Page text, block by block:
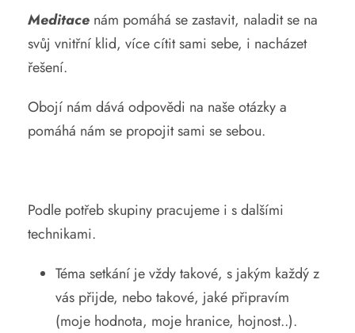
Meditace nám pomáhá se zastavit, naladit se na
svůj vnitřní klid, více cítit sami sebe, i nacházet
řešení.
Obojí nám dává odpovědi na naše otázky a
pomáhá nám se propojit sami se sebou.
Podle potřeb skupiny pracujeme i s dalšími
technikami.
Téma setkání je vždy takové, s jakým každý z
vás přijde, nebo takové, jaké připravím
(moje hodnota, moje hranice, hojnost..).